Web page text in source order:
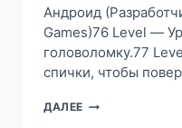
ESCAPEROOM
Андроид
Games)76 Level —
головоломку.77
спички, чтобы
ДАЛЕЕ ОТВЕТ